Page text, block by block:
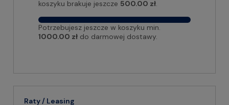
koszyku brakuje jeszcze 500.00 zł.
Potrzebujesz jeszcze w koszyku min.
1000.00 zł do darmowej dostawy.
Raty / Leasing